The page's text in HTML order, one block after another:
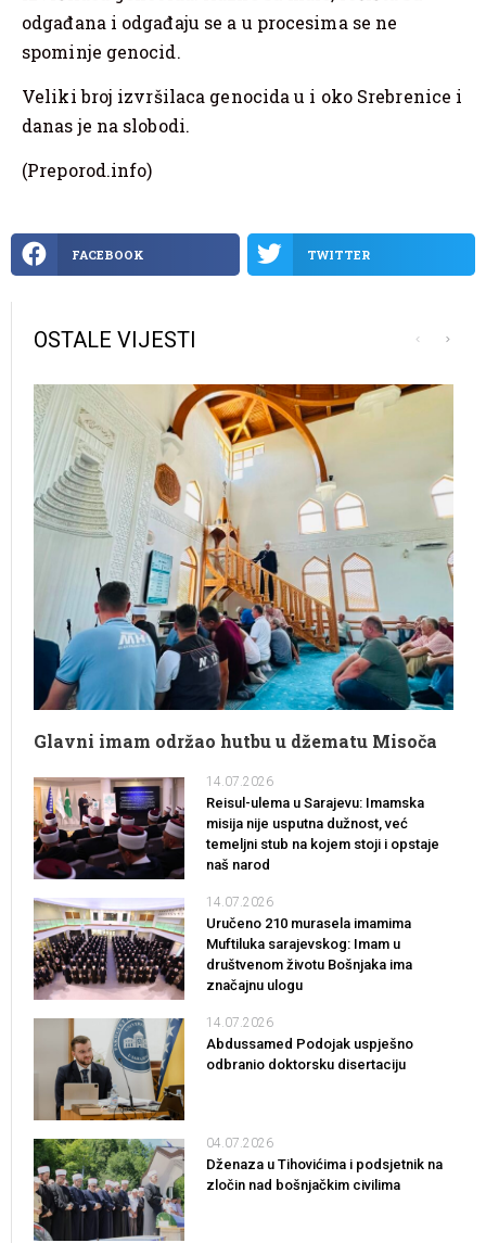
odgađana i odgađaju se a u procesima se ne
spominje genocid.
Veliki broj izvršilaca genocida u i oko Srebrenice i
danas je na slobodi.
(Preporod.info)
FACEBOOK TWITTER
OSTALE VIJESTI
Glavni imam održao hutbu u džematu Misoča
14.07.2026
Reisul-ulema u Sarajevu: Imamska
misija nije usputna dužnost, već
temeljni stub na kojem stoji i opstaje
naš narod
14.07.2026
Uručeno 210 murasela imamima
Muftiluka sarajevskog: Imam u
društvenom životu Bošnjaka ima
značajnu ulogu
14.07.2026
Abdussamed Podojak uspješno
odbranio doktorsku disertaciju
04.07.2026
Dženaza u Tihovićima i podsjetnik na
zločin nad bošnjačkim civilima